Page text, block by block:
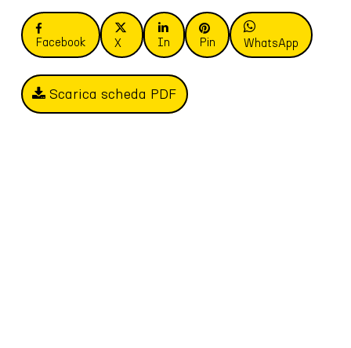
Facebook X In Pin WhatsApp
Scarica scheda PDF